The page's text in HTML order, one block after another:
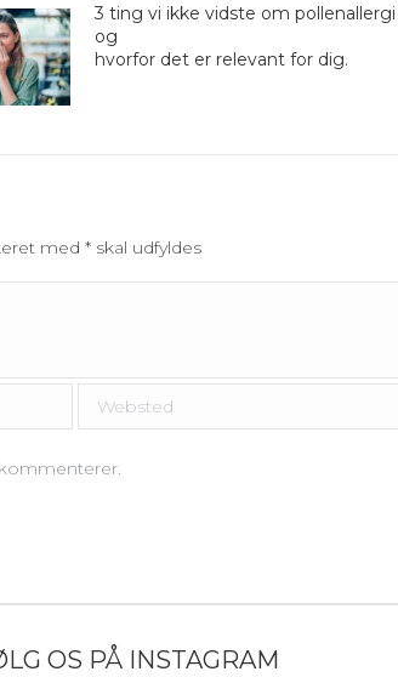
3 ting vi ikke vidste om pollenallergi
og
hvorfor det er relevant for dig.
med* skal udfyldes
Websted
OS PÅ INSTAGRAM